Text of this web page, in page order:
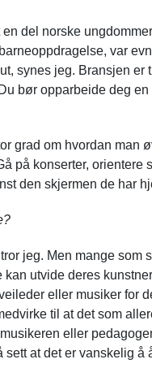
del norske
var
synes jeg. Bransjen er
bør opparbeide deg
grad om hvordan man
på konserter, orientere
den skjermen de har
jeg. Men mange som
utvide deres
eller musiker for
til at det som
eller
at det er vanskelig å